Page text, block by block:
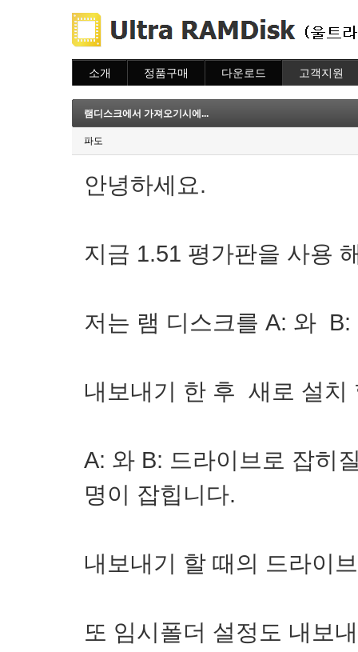
소개 정품구매
주문조회
이용안내
다운로드 고객지원
질문하기
램디스크에서 가져오기시에...
파도
안녕하세요.
지금 1.51 평가판을 사용
저는 램 디스크를 A: 와
내보내기 한 후 새로 설치
A: 와 B: 드라이브로 잡히
명이 잡힙니다.
내보내기 할 때의 드라이
또 임시폴더 설정도 내보